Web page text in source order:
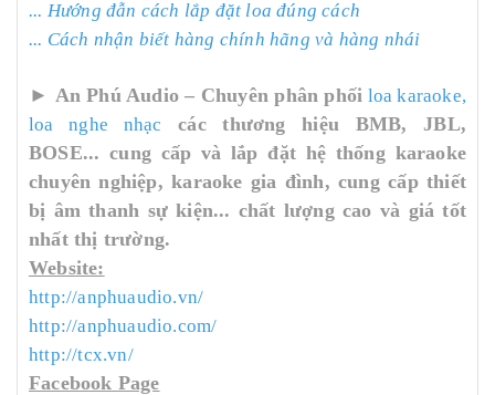
... Hướng đẫn cách lắp đặt loa đúng cách
... Cách nhận biết hàng chính hãng và hàng nhái
► An Phú Audio – Chuyên phân phối loa karaoke,
loa nghe nhạc
các thương hiệu BMB, JBL,
BOSE... cung cấp và lắp đặt hệ thống karaoke
chuyên nghiệp, karaoke gia đình, cung cấp thiết
bị âm thanh sự kiện... chất lượng cao và giá tốt
nhất thị trường.
Website:
http://anphuaudio.vn/
http://anphuaudio.com/
http://tcx.vn/
Facebook Page